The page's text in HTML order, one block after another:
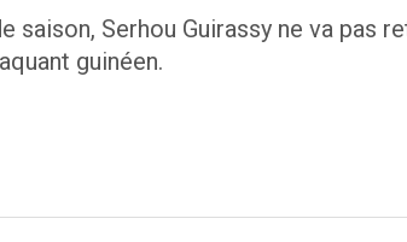
saison, Serhou Guirassy ne va pas
guinéen.